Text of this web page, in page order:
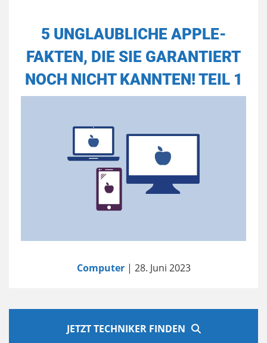
5 UNGLAUBLICHE APPLE-
FAKTEN, DIE SIE GARANTIERT
NOCH NICHT KANNTEN! TEIL 1
Computer| 28. Juni 2023
JETZT TECHNIKER FINDEN